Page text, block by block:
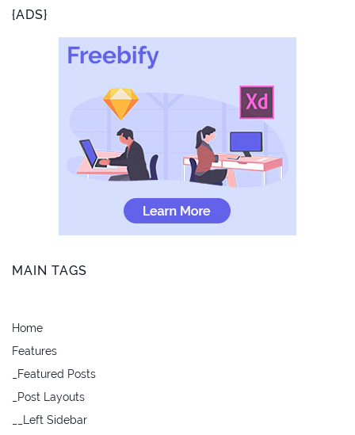
{ADS}
MAIN TAGS
Home
Features
_Featured Posts
_Post Layouts
__Left Sidebar